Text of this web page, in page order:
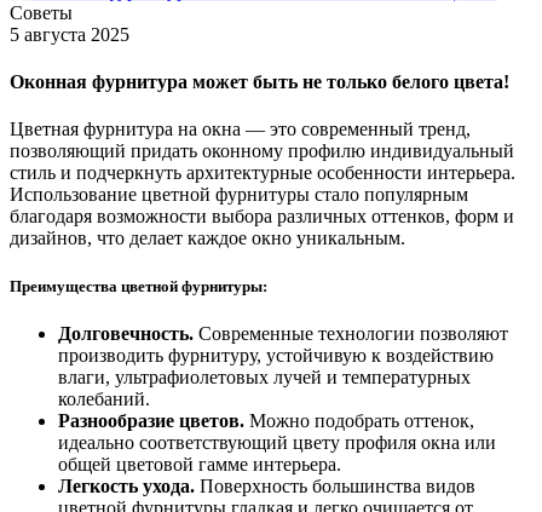
Советы
5 августа 2025
Оконная фурнитура может быть не только белого цвета!
Цветная фурнитура на окна — это современный тренд,
позволяющий придать оконному профилю индивидуальный
стиль и подчеркнуть архитектурные особенности интерьера.
Использование цветной фурнитуры стало популярным
благодаря возможности выбора различных оттенков, форм и
дизайнов, что делает каждое окно уникальным.
Преимущества цветной фурнитуры:
Долговечность. Современные технологии позволяют
производить фурнитуру, устойчивую к воздействию
влаги, ультрафиолетовых лучей и температурных
колебаний.
Разнообразие цветов. Можно подобрать оттенок,
идеально соответствующий цвету профиля окна или
общей цветовой гамме интерьера.
Легкость ухода. Поверхность большинства видов
цветной фурнитуры гладкая и легко очищается от